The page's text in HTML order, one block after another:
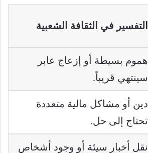
التفسير في الثقافة الشعبية
هموم بسيطة أو إزعاج عابر
سينتهي قريباً.
دين أو مشاكل مالية متعددة
تحتاج إلى حل.
نقل أخبار سيئة أو وجود أشخاص